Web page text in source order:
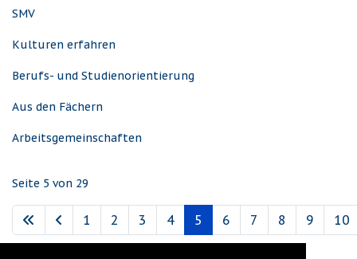
SMV
Kulturen erfahren
Berufs- und Studienorientierung
Aus den Fächern
Arbeitsgemeinschaften
Seite 5 von 29
1 2 3 4 5 6 7 8 9 10